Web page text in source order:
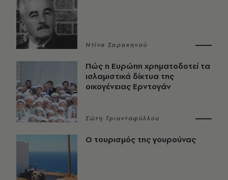
Ντίνα Σαρακηνού
Πώς η Ευρώπη χρηματοδοτεί τα
ισλαμιστικά δίκτυα της
οικογένειας Ερντογάν
Σώτη Τριανταφύλλου
Ο τουρισμός της γουρούνας